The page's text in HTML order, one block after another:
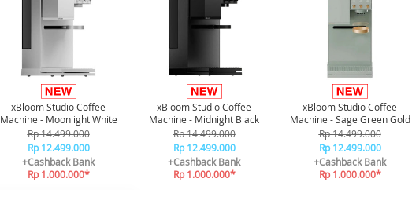
xBloom Studio Coffee
Machine - Moonlight White
Rp 14.499.000
Rp 12.499.000
+Cashback Bank
Rp 1.000.000*
xBloom Studio Coffee
Machine - Midnight Black
Rp 14.499.000
Rp 12.499.000
+Cashback Bank
Rp 1.000.000*
xBloom Studio Coffee
Machine - Sage Green Gold
Rp 14.499.000
Rp 12.499.000
+Cashback Bank
Rp 1.000.000*